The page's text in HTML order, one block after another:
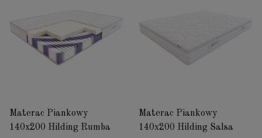
Materac Piankowy
140x200 Hilding Rumba
Materac Piankowy
140x200 Hilding Salsa